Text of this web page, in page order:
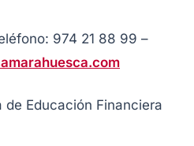
974 21 88 99 –
de Educación Financiera